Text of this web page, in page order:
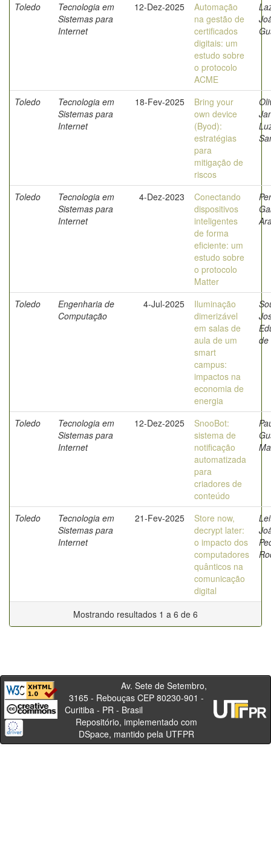
Toledo
Tecnologia em
Sistemas para
Internet
12-Dez-2025
Automação
na gestão de
certificados
digitais: um
estudo sobre
o protocolo
ACME
Toledo
Tecnologia em
Sistemas para
Internet
18-Fev-2025
Bring your
own device
(Byod):
estratégias
para
mitigação de
riscos
Toledo
Tecnologia em
Sistemas para
Internet
4-Dez-2023
Conectando
dispositivos
inteligentes
de forma
eficiente: um
estudo sobre
o protocolo
Matter
Toledo
Engenharia de
Computação
4-Jul-2025
Iluminação
dimerizável
em salas de
aula de um
smart
campus:
impactos na
economia de
energia
de
Toledo
Tecnologia em
Sistemas para
Internet
12-Dez-2025
SnooBot:
sistema de
notificação
automatizada
para
criadores de
conteúdo
Toledo
Tecnologia em
Sistemas para
Internet
21-Fev-2025
Store now,
decrypt later:
o impacto dos
computadores
quânticos na
comunicação
digital
Mostrando resultados 1 a 6 de 6
Av. Sete de Setembro,
3165 - Rebouças CEP 80230-901 -
Curitiba - PR - Brasil
Repositório, implementado com
DSpace, mantido pela UTFPR